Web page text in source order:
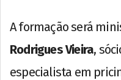
A formação será
Rodrigues Vieira,
especialista em